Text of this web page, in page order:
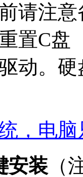
注意
置C盘
动。
，电
装 （